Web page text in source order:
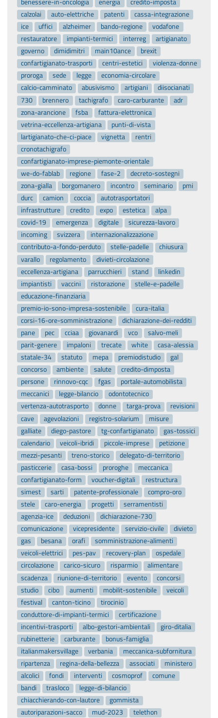
calzolai
auto-elettriche patenti
cassa-integrazione
ice
uffici alzheimer bando-regione
vodafone
restauratore
impianti-termici interreg
artigianato
governo
dimidimitri main10ance
brexit
confartigianato-trasporti
centri-estetici
violenza-donne
proroga
sede legge
economia-circolare
calcio-camminato
abusivismo artigiani
diisocianati
730
brennero tachigrafo caro-carburante
adr
zona-arancione
fsba
fattura-elettronica
vetrina-eccellenza-artigiana
punti-di-vista
lartigianato-che-ci-piace
vignetta
rentri
cronotachigrafo
confartigianato-imprese-piemonte-orientale
we-do-fablab
regione fase-2
decreto-sostegni
zona-gialla
borgomanero incontro seminario
pmi
durc
camion coccia
autotrasportatori
infrastrutture
credito expo estetica
alpa
covid-19
emergenza digitale
sicurezza-lavoro
incoming
svizzera
internazionalizzazione
contributo-a-fondo-perduto
stelle-padelle
chiusura
varallo
regolamento
divieti-circolazione
eccellenza-artigiana
parrucchieri stand
linkedin
impiantisti
vaccini ristorazione
stelle-e-padelle
educazione-finanziaria
premio-io-sono-impresa-sostenibile
cura-italia
corsi-16-ore-somministrazione
dichiarazione-dei-redditi
pane
pec cciaa giovanardi vco
salvo-meli
parit-genere
impaloni trecate white
casa-alessia
statale-34
statuto mepa premiodistudio
gal
concorso
ambiente salute
credito-dimposta
persone
rinnovo-cqc fgas
portale-automobilista
meccanici
legge-bilancio
odontotecnico
vertenza-autotrasporto
donne targa-prova
revisioni
cave
agevolazioni registro-solarium
misure
galliate
diego-pastore tg-confartigianato
gas-tossici
calendario
veicoli-ibridi piccole-imprese
petizione
mezzi-pesanti
treno-storico
delegato-di-territorio
pasticcerie
casa-bossi proroghe
meccanica
confartigianato-form
voucher-digitali
restructura
simest
sarti patente-professionale
compro-oro
stele
caro-energia progetti
serramentisti
agenzia-ice
deduzioni
dichiarazione-730
comunicazione
vicepresidente servizio-civile
divieto
gas
besana orafi
somministrazione-alimenti
veicoli-elettrici
pes-pav recovery-plan
ospedale
circolazione
carico-sicuro risparmio
alimentare
scadenza
riunione-di-territorio evento
concorsi
studio
cibo aumenti mobilit-sostenibile
veicoli
festival
canton-ticino
tirocinio
conduttore-di-impianti-termici
certificazione
incentivi-trasporti
albo-gestori-ambientali
giro-ditalia
rubinetterie
carburante
bonus-famiglia
italianmakersvillage
verbania
meccanica-subfornitura
ripartenza
regina-della-bellezza associati
ministero
alcolici
fondi interventi cosmoprof
comune
bandi
trasloco
legge-di-bilancio
chiacchierando-con-lautore
gommista
autoriparazioni-sacco
mud-2023
telethon